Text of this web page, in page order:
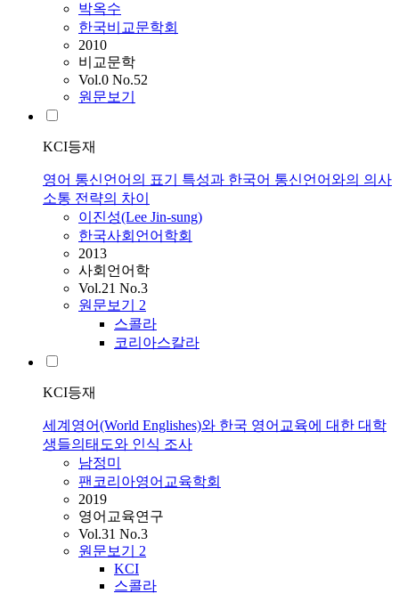
박옥수
한국비교문학회
2010
비교문학
Vol.0 No.52
원문보기
KCI등재
영어 통신언어의 표기 특성과 한국어 통신언어와의 의사
소통 전략의 차이
이진성(Lee Jin-sung)
한국사회언어학회
2013
사회언어학
Vol.21 No.3
원문보기 2
스콜라
코리아스칼라
KCI등재
세계영어(World Englishes)와 한국 영어교육에 대한 대학
생들의태도와 인식 조사
남정미
팬코리아영어교육학회
2019
영어교육연구
Vol.31 No.3
원문보기 2
KCI
스콜라